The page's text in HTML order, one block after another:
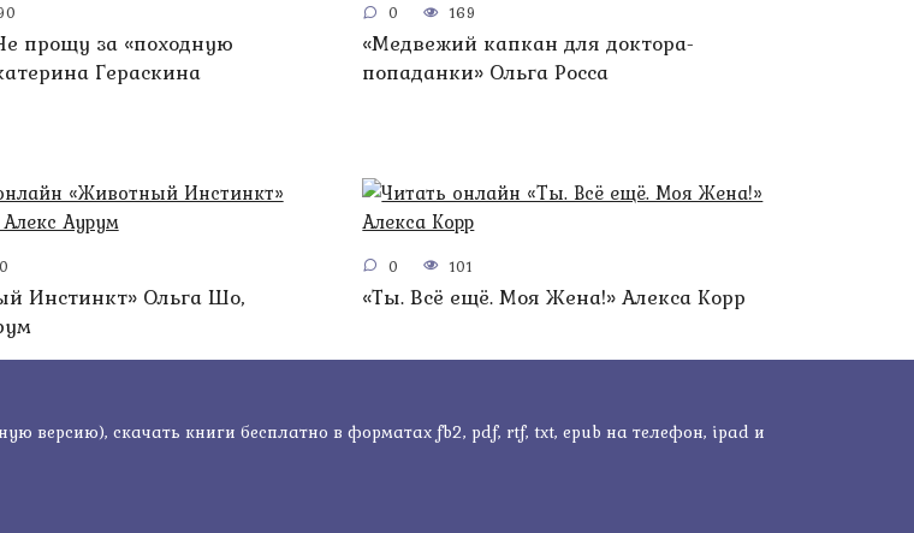
прощу за «походную
Гераскина
0 169
«Медвежий капкан для доктора-
попаданки» Ольга Росса
Инстинкт» Ольга Шо,
0 101
«Ты. Всё ещё. Моя Жена!» Алекса Корр
версию), скачать книги бесплатно в форматах fb2, pdf, rtf, txt, epub на телефон, ipad и